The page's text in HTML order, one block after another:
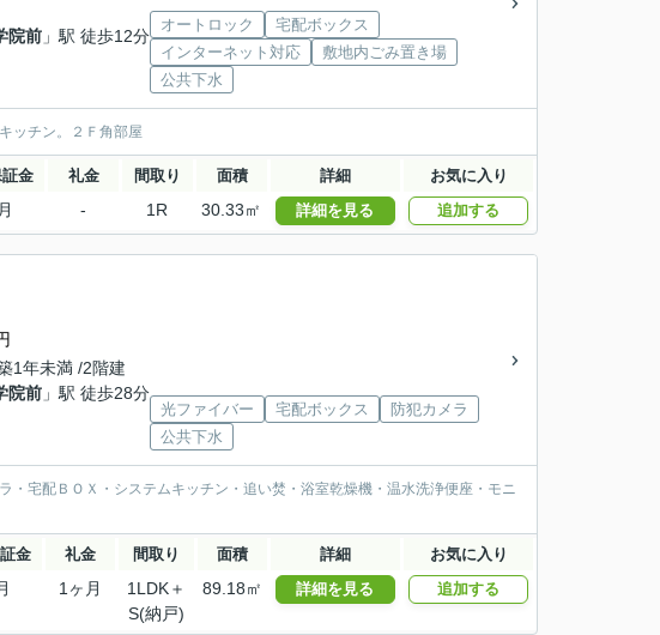
院前 」駅 徒歩12分
オートロック
宅配ボックス
インターネット対応
敷地内ごみ置き場
公共下水
ッチン。２Ｆ角部屋
金 礼金 間取り 面積 詳細 お気に入り
- 1R 30.33㎡ 詳細を見る 追加する
1年未満 /2階建
院前 」駅 徒歩28分
光ファイバー 宅配ボックス
防犯カメラ
公共下水
宅配ＢＯＸ・システムキッチン・追い焚・浴室乾燥機・温水洗浄便座・モニ
金 礼金 間取り 面積 詳細 お気に入り
1ヶ月
1LDK＋
S(納戸)
89.18㎡ 詳細を見る 追加する